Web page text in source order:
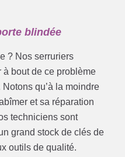
blindée
? Nos serruriers
bout de ce problème
qu’à la moindre
et sa réparation
techniciens sont
grand stock de clés de
outils de qualité.